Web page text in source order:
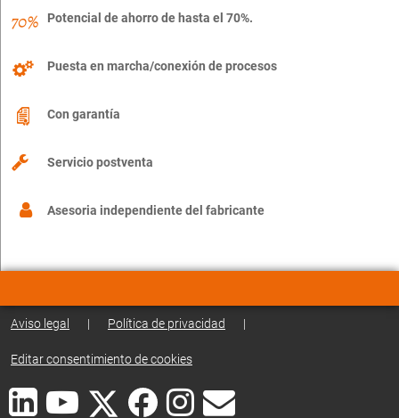
Potencial de ahorro de hasta el 70%.
Puesta en marcha/conexión de procesos
Con garantía
Servicio postventa
Asesoria independiente del fabricante
Aviso legal | Política de privacidad |
Editar consentimiento de cookies